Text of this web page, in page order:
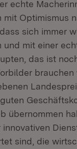
echte
mit Optimismus
sich immer
und mit einer
das ist
brauchen
übernommen
innovativen
sind, die